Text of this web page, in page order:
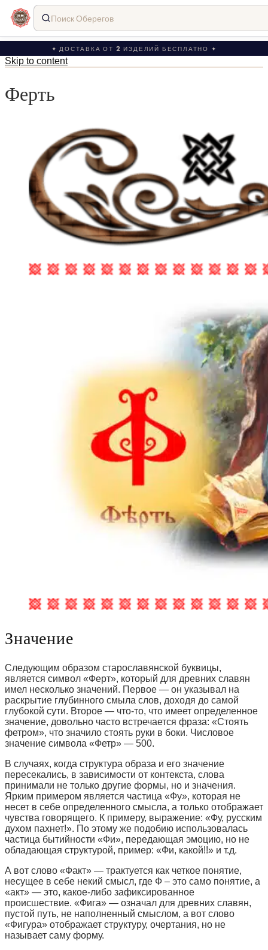
✦ ДОСТАВКА ОТ 2 ИЗДЕЛИЙ БЕСПЛАТНО ✦
Skip to content
Ферть
Значение
Следующим образом старославянской буквицы,
является символ «Ферт», который для древних славян
имел несколько значений. Первое — он указывал на
раскрытие глубинного смыла слов, доходя до самой
глубокой сути. Второе — что-то, что имеет определенное
значение, довольно часто встречается фраза: «Стоять
фетром», что значило стоять руки в боки. Числовое
значение символа «Фетр» — 500.
В случаях, когда структура образа и его значение
пересекались, в зависимости от контекста, слова
принимали не только другие формы, но и значения.
Ярким примером является частица «Фу», которая не
несет в себе определенного смысла, а только отображает
чувства говорящего. К примеру, выражение: «Фу, русским
духом пахнет!». По этому же подобию использовалась
частица бытийности «Фи», передающая эмоцию, но не
обладающая структурой, пример: «Фи, какой!!» и т.д.
А вот слово «Факт» — трактуется как четкое понятие,
несущее в себе некий смысл, где Ф – это само понятие, а
«акт» — это, какое-либо зафиксированное
происшествие. «Фига» — означал для древних славян,
пустой путь, не наполненный смыслом, а вот слово
«Фигура» отображает структуру, очертания, но не
называет саму форму.
Поиск Оберегов